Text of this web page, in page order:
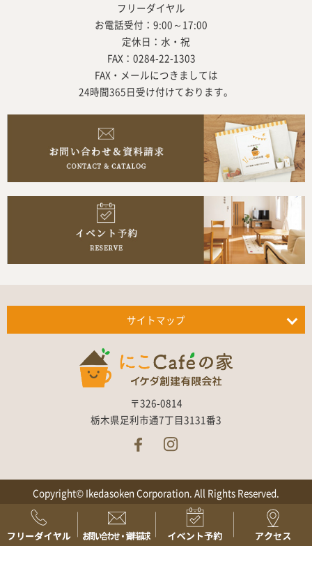
フリーダイヤル
お電話受付：9:00～17:00
定休日：水・祝
FAX：0284-22-1303
FAX・メールにつきましては
24時間365日受け付けております。
サイトマップ
〒326-0814
栃木県足利市通7丁目3131番3
Copyright© Ikedasoken Corporation. All Rights Reserved.